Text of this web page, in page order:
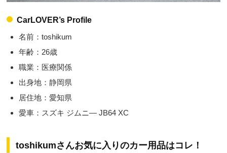
CarLOVER’s Profile
名前：toshikum
年齢：26歳
職業：医療関係
出身地：静岡県
居住地：愛知県
愛車：スズキ ジムニ― JB64 XC
toshikumさんお気に入りのカー用品はコレ！